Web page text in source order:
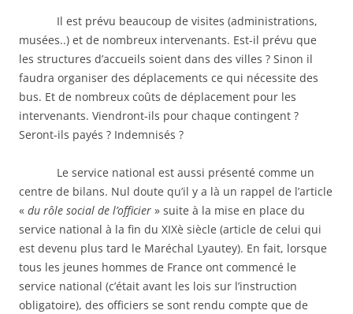
Il est prévu beaucoup de visites (administrations,
musées..) et de nombreux intervenants. Est-il prévu que
les structures d’accueils soient dans des villes ? Sinon il
faudra organiser des déplacements ce qui nécessite des
bus. Et de nombreux coûts de déplacement pour les
intervenants. Viendront-ils pour chaque contingent ?
Seront-ils payés ? Indemnisés ?
Le service national est aussi présenté comme un
centre de bilans. Nul doute qu’il y a là un rappel de l’article
« du rôle social de l’officier » suite à la mise en place du
service national à la fin du XIXè siècle (article de celui qui
est devenu plus tard le Maréchal Lyautey). En fait, lorsque
tous les jeunes hommes de France ont commencé le
service national (c’était avant les lois sur l’instruction
obligatoire), des officiers se sont rendu compte que de